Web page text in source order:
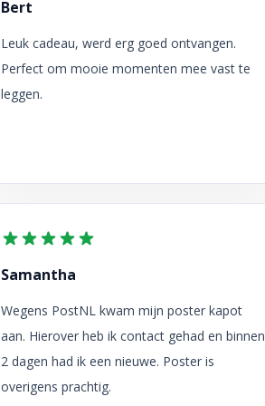
Bert
Leuk cadeau, werd erg goed ontvangen.
Perfect om mooie momenten mee vast te
leggen.
Samantha
Wegens PostNL kwam mijn poster kapot
aan. Hierover heb ik contact gehad en binnen
2 dagen had ik een nieuwe. Poster is
overigens prachtig.